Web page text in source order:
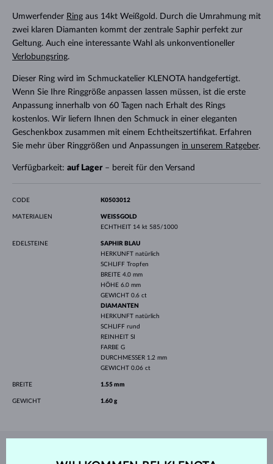
Umwerfender Ringaus 14kt Weißgold. Durch die Umrahmung mit
zwei klaren Diamanten kommt der zentrale Saphir perfekt zur
Geltung. Auch eine interessante Wahl als unkonventioneller
Verlobungsring.
Dieser Ring wird im Schmuckatelier KLENOTA handgefertigt.
Wenn Sie Ihre Ringgröße anpassen lassen müssen, ist die erste
Anpassung innerhalb von 60 Tagen nach Erhalt des Rings
kostenlos. Wir liefern Ihnen den Schmuck in einer eleganten
Geschenkbox zusammen mit einem Echtheitszertifikat. Erfahren
Sie mehr über Ringgrößen und Anpassungen in unserem Ratgeber.
Verfügbarkeit: auf Lager– bereit für den Versand
CODE K0503012
MATERIALIEN
WEISSGOLD
ECHTHEIT 14 kt 585/1000
EDELSTEINE
SAPHIR BLAU
HERKUNFT natürlich
SCHLIFF Tropfen
BREITE 4.0 mm
HÖHE 6.0 mm
GEWICHT 0.6 ct
DIAMANTEN
HERKUNFT natürlich
SCHLIFF rund
REINHEIT SI
FARBE G
DURCHMESSER 1.2 mm
GEWICHT 0.06 ct
BREITE 1.55 mm
GEWICHT 1.60 g